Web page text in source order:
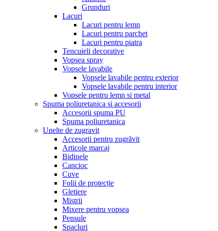
Grunduri
Lacuri
Lacuri pentru lemn
Lacuri pentru parchet
Lacuri pentru piatra
Tencuieli decorative
Vopsea spray
Vopsele lavabile
Vopsele lavabile pentru exterior
Vopsele lavabile pentru interior
Vopsele pentru lemn si metal
Spuma poliuretanica si accesorii
Accesorii spuma PU
Spuma poliuretanica
Unelte de zugravit
Accesorii pentru zugrăvit
Articole marcaj
Bidinele
Cancioc
Cuve
Folii de protecție
Gletiere
Mistrii
Mixere pentru vopsea
Pensule
Spacluri